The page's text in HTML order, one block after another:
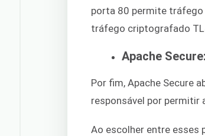
porta 80 permite tráfego
tráfego criptografado
Apache Secure:
Por fim, Apache Secure
responsável por permitir
Ao escolher entre esses